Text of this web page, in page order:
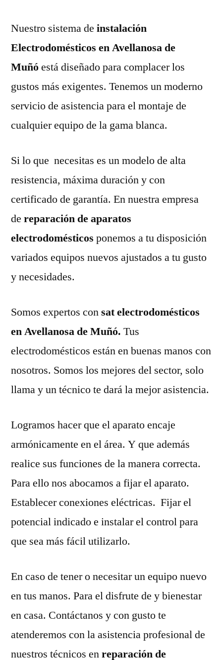
Nuestro sistema de instalación
Electrodomésticos en Avellanosa de
Muñóestá diseñado para complacer los
gustos más exigentes. Tenemos un moderno
servicio de asistencia para el montaje de
cualquier equipo de la gama blanca.
Si lo que necesitas es un modelo de alta
resistencia, máxima duración y con
certificado de garantía. En nuestra empresa
de reparación de aparatos
electrodomésticos ponemos a tu disposición
variados equipos nuevos ajustados a tu gusto
y necesidades.
Somos expertos consat electrodomésticos
en Avellanosa de Muñó. Tus
electrodomésticos están en buenas manos con
nosotros. Somos los mejores del sector, solo
llama y un técnico te dará la mejor asistencia.
Logramos hacer que el aparato encaje
armónicamente en el área. Y que además
realice sus funciones de la manera correcta.
Para ello nos abocamos a fijar el aparato.
Establecer conexiones eléctricas. Fijar el
potencial indicado e instalar el control para
que sea más fácil utilizarlo.
En caso de tener o necesitar un equipo nuevo
en tus manos. Para el disfrute de y bienestar
en casa. Contáctanos y con gusto te
atenderemos con la asistencia profesional de
nuestros técnicos enreparación de